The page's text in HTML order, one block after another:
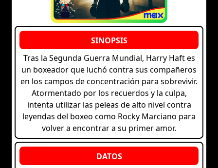
Tras la Segunda Guerra Mundial, Harry Haft es
un boxeador que luchó contra sus compañeros
en los campos de concentración para sobrevivir.
Atormentado por los recuerdos y la culpa,
intenta utilizar las peleas de alto nivel contra
leyendas del boxeo como Rocky Marciano para
volver a encontrar a su primer amor.